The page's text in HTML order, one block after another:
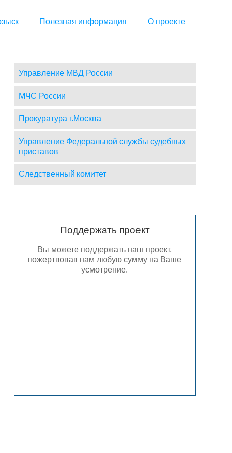
Полезная информация О проекте
Управление МВД России
МЧС России
Прокуратура г.Москва
Управление Федеральной службы судебных
приставов
Следственный комитет
Поддержать проект
Вы можете поддержать наш проект,
пожертвовав нам любую сумму на Ваше
усмотрение.